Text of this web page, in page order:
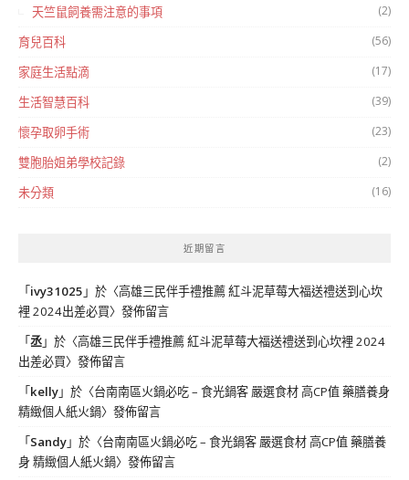
天竺鼠飼養需注意的事項 (2)
育兒百科 (56)
家庭生活點滴 (17)
生活智慧百科 (39)
懷孕取卵手術 (23)
雙胞胎姐弟學校記錄 (2)
未分類 (16)
近期留言
「 ivy31025 」於〈高雄三民伴手禮推薦 紅斗泥草莓大福送禮送到心坎
裡 2024出差必買〉發佈留言
「丞」於〈高雄三民伴手禮推薦 紅斗泥草莓大福送禮送到心坎裡 2024
出差必買〉發佈留言
「 kelly」於〈台南南區火鍋必吃 – 食光鍋客 嚴選食材 高CP值 藥膳養身
精緻個人紙火鍋〉發佈留言
「 Sandy」於〈台南南區火鍋必吃 – 食光鍋客 嚴選食材 高CP值 藥膳養
身 精緻個人紙火鍋〉發佈留言